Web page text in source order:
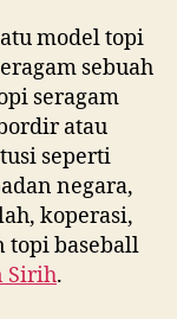
model topi
sebuah
seragam
atau
seperti
negara,
koperasi,
topi baseball
Sirih.